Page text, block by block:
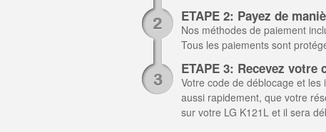
ETAPE 2: Payez de
Nos méthodes de paiement
Tous les paiements sont
ETAPE 3: Recevez votre
Votre code de déblocage et
aussi rapidement, que votre
sur votre LG K121L et il sera